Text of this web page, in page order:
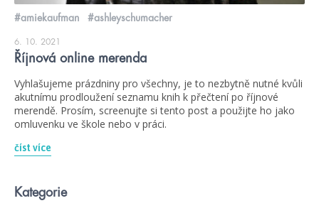
#amiekaufman #ashleyschumacher
6. 10. 2021
Říjnová online merenda
Vyhlašujeme prázdniny pro všechny, je to nezbytně nutné kvůli
akutnímu prodloužení seznamu knih k přečtení po říjnové
merendě. Prosím, screenujte si tento post a použijte ho jako
omluvenku ve škole nebo v práci.
číst více
Kategorie